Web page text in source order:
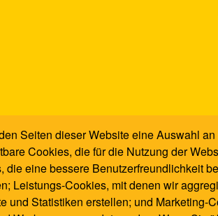
Seiten dieser Website eine Auswahl
Cookies, die für die Nutzung der
die eine bessere Benutzerfreundlichkeit
Leistungs-Cookies, mit denen wir
und Statistiken erstellen; und Marketing-